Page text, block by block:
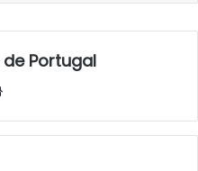
Portugal